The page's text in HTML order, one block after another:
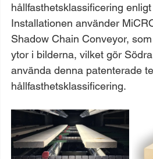
hållfasthetsklassificering
Installationen använder
Shadow Chain Conveyor,
ytor i bilderna, vilket gör
använda denna patenterade
hållfasthetsklassificering.